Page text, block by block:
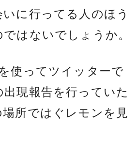
に行ってる人のほう
はないでしょうか。
使ってツイッターで
現報告を行っていた
所ではぐレモンを見